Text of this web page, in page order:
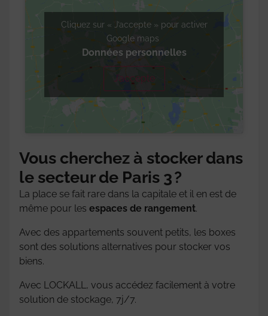
Vous cherchez à stocker dans
le secteur de Paris 3 ?
La place se fait rare dans la capitale et il en est de
même pour les espaces de rangement.
Avec des appartements souvent petits, les boxes
sont des solutions alternatives pour stocker vos
biens.
Avec LOCKALL, vous accédez facilement à votre
solution de stockage, 7j/7.
Cliquez sur « J’accepte » pour activer
Google maps
Données personnelles
J’accepte